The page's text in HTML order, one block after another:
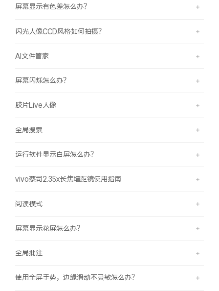
屏幕显示有色差怎么办？
闪光人像CCD风格如何拍摄？
AI文件管家
屏幕闪烁怎么办？
胶片Live人像
全局搜索
运行软件显示白屏怎么办？
vivo蔡司2.35x长焦增距镜使用指南
阅读模式
屏幕显示花屏怎么办？
全局批注
使用全屏手势，边缘滑动不灵敏怎么办？